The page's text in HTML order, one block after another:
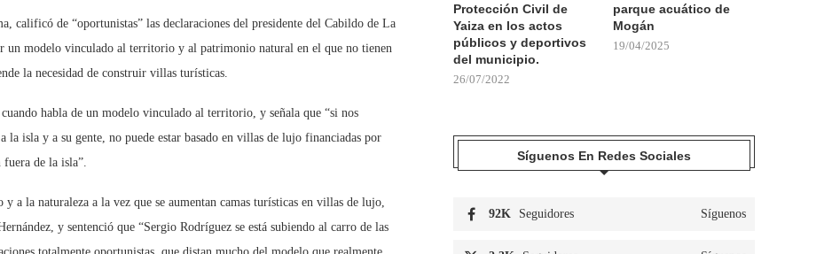
calificó de “oportunistas” las declaraciones del presidente del Cabildo de La
un modelo vinculado al territorio y al patrimonio natural en el que no tienen
la necesidad de construir villas turísticas.
habla de un modelo vinculado al territorio, y señala que “si nos
isla y a su gente, no puede estar basado en villas de lujo financiadas por
de la isla”.
a la naturaleza a la vez que se aumentan camas turísticas en villas de lujo,
y sentenció que “Sergio Rodríguez se está subiendo al carro de las
Protección Civil de
Yaiza en los actos
públicos y deportivos
del municipio.
26/07/2022
parque acuático de
Mogán
19/04/2025
Síguenos En Redes Sociales
92K Seguidores Síguenos